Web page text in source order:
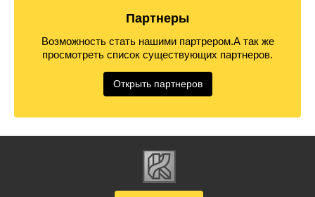
Партнеры
Возможность стать нашими партрером.А так же
просмотреть список существующих партнеров.
Открыть партнеров